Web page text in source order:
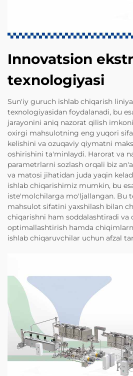
Innovatsion
texnologiyasi
Sun'iy guruch ishlab chiqarish
texnologiyasidan foydalanadi, bu
jarayonini aniq nazorat qilish
oxirgi mahsulotning eng yuqori
kelishini va ozuqaviy qiymatni
oshirishini ta'minlaydi. Harorat va
parametrlarni sozlash orqali biz
va matosi jihatidan juda yaqin
ishlab chiqarishimiz mumkin, bu
iste'molchilarga mo'ljallangan. Bu
mahsulot sifatini yaxshilash bilan
chiqarishni ham soddalashtiradi va
optimallashtirish hamda
ishlab chiqaruvchilar uchun afzal